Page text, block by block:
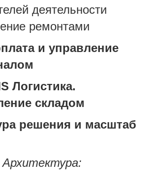
деятельности
ремонтами
и управление
Логистика.
складом
решения и масштаб
Архитектура: